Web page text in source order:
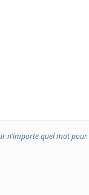
n’importe quel mot